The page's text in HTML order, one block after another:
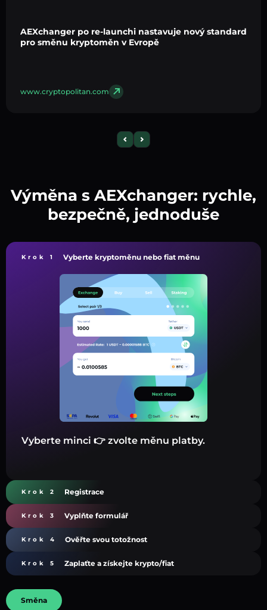
AEXchanger po re-launchi nastavuje nový standard
pro směnu kryptoměn v Evropě
www.cryptopolitan.com
Výměna s AEXchanger: rychle,
bezpečně, jednoduše
Krok 1 Vyberte kryptoměnu nebo fiat měnu
Vyberte minci 👉 zvolte měnu platby.
Krok 2 Registrace
Krok 3 Vyplňte formulář
Krok 4 Ověřte svou totožnost
Krok 5 Zaplaťte a získejte krypto/fiat
Směna